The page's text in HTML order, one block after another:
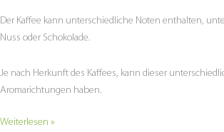
Der Kaffee kann unterschiedliche Noten enthalten,
Nuss oder Schokolade.
Je nach Herkunft des Kaffees, kann dieser
Aromarichtungen haben.
Weiterlesen »